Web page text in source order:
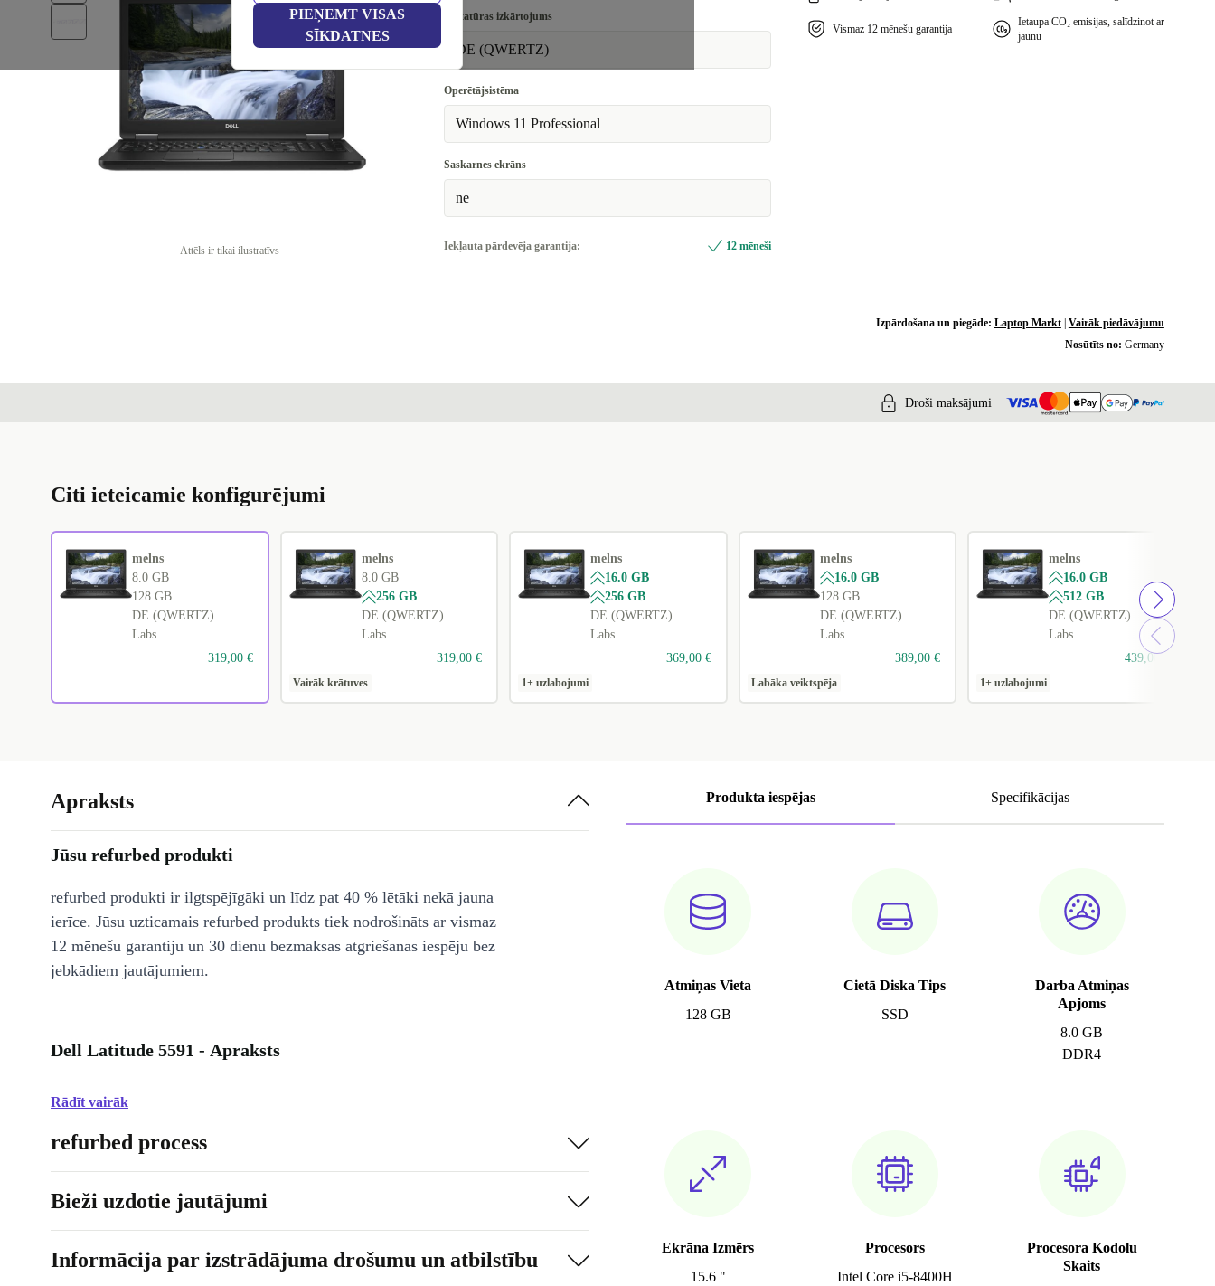
PIEŅEMT VISAS
SĪKDATNES
Attēls ir tikai ilustratīvs
128 GB
256 GB
Tastatūras izkārtojums
DE (QWERTZ)
Operētājsistēma
Windows 11 Professional
Saskarnes ekrāns
nē
Iekļauta pārdevēja garantija: 12 mēneši
Vismaz 12 mēnešu garantija
Ietaupa CO₂ emisijas, salīdzinot ar
jaunu
Izpārdošana un piegāde: Laptop Markt| Vairāk piedāvājumu
Nosūtīts no: Germany
Droši maksājumi
Citi ieteicamie konfigurējumi
melns
8.0 GB
128 GB
DE (QWERTZ)
Labs
319,00 €
melns
8.0 GB
256 GB
DE (QWERTZ)
Labs
319,00 €
Vairāk krātuves
melns
16.0 GB
256 GB
DE (QWERTZ)
Labs
369,00 €
1+ uzlabojumi
melns
16.0 GB
128 GB
DE (QWERTZ)
Labs
389,00 €
Labāka veiktspēja
melns
16.0 GB
512 GB
DE (QWERTZ)
Labs
439,00 €
1+ uzlabojumi
Produkta iespējas Specifikācijas
Atmiņas Vieta
128 GB
Cietā Diska Tips
SSD
Darba Atmiņas
Apjoms
8.0 GB
DDR4
Ekrāna Izmērs
15.6 "
Procesors
Intel Core i5-8400H
Procesora Kodolu
Skaits
Apraksts
Jūsu refurbed produkti
refurbed produkti ir ilgtspējīgāki un līdz pat 40 % lētāki nekā jauna
ierīce. Jūsu uzticamais refurbed produkts tiek nodrošināts ar vismaz
12 mēnešu garantiju un 30 dienu bezmaksas atgriešanas iespēju bez
jebkādiem jautājumiem.
Dell Latitude 5591 - Apraksts
Rādīt vairāk
refurbed process
Bieži uzdotie jautājumi
Informācija par izstrādājuma drošumu un atbilstību